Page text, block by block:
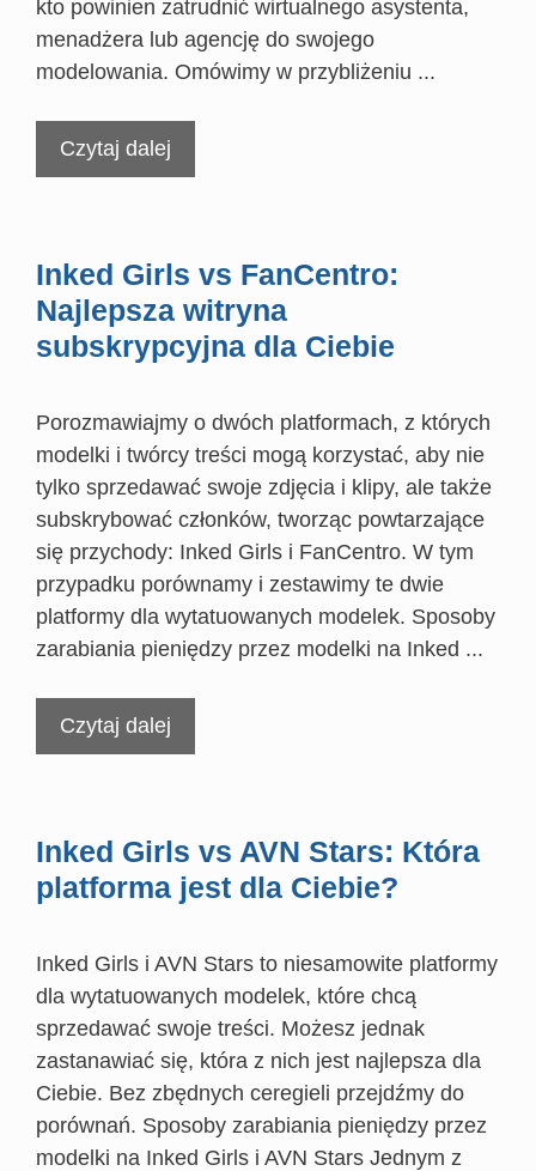
kto powinien zatrudnić wirtualnego asystenta,
menadżera lub agencję do swojego
modelowania. Omówimy w przybliżeniu ...
Czytaj dalej
Inked Girls vs FanCentro:
Najlepsza witryna
subskrypcyjna dla Ciebie
Porozmawiajmy o dwóch platformach, z których
modelki i twórcy treści mogą korzystać, aby nie
tylko sprzedawać swoje zdjęcia i klipy, ale także
subskrybować członków, tworząc powtarzające
się przychody: Inked Girls i FanCentro. W tym
przypadku porównamy i zestawimy te dwie
platformy dla wytatuowanych modelek. Sposoby
zarabiania pieniędzy przez modelki na Inked ...
Czytaj dalej
Inked Girls vs AVN Stars: Która
platforma jest dla Ciebie?
Inked Girls i AVN Stars to niesamowite platformy
dla wytatuowanych modelek, które chcą
sprzedawać swoje treści. Możesz jednak
zastanawiać się, która z nich jest najlepsza dla
Ciebie. Bez zbędnych ceregieli przejdźmy do
porównań. Sposoby zarabiania pieniędzy przez
modelki na Inked Girls i AVN Stars Jednym z